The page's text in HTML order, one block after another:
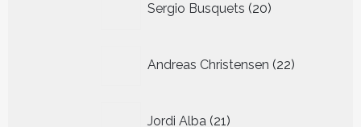
Sergio Busquets 20
producten
Andreas Christensen 22
producten
Jordi Alba 21